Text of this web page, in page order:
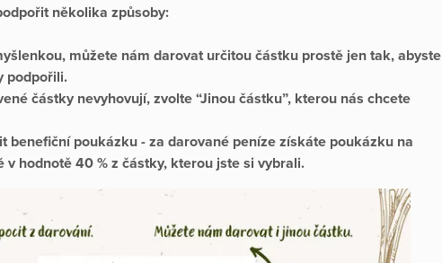
několika způsoby:
můžete nám darovat určitou částku prostě jen tak, abyste
podpořili.
částky nevyhovují, zvolte “Jinou částku”, kterou nás chcete
benefiční poukázku - za darované peníze získáte poukázku na
v hodnotě 40 % z částky, kterou jste si vybrali.